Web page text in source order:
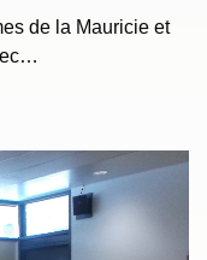
de la Mauricie et